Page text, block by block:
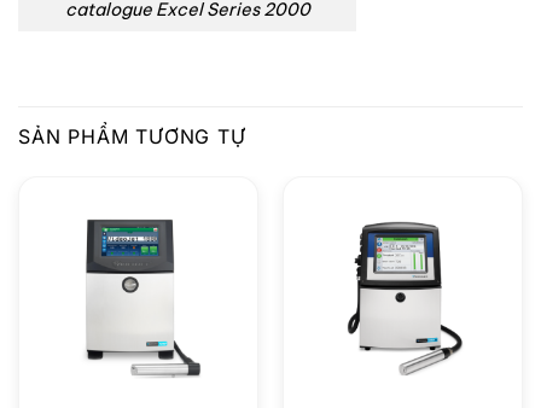
catalogue Excel Series 2000
SẢN PHẨM TƯƠNG TỰ